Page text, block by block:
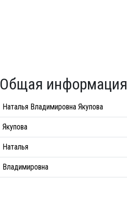
Общая информация
Наталья Владимировна Якупова
Якупова
Наталья
Владимировна